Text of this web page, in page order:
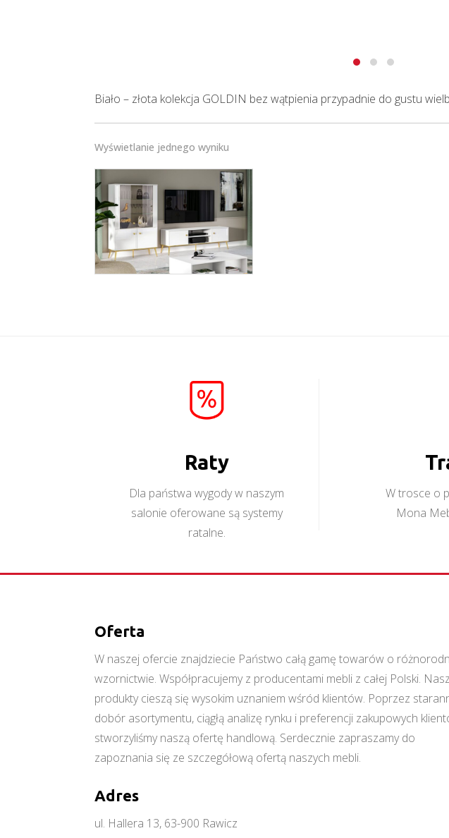
Biało – złota kolekcja GOLDIN bez wątpienia przypadnie do gustu
Wyświetlanie jednego wyniku
Raty
Dla państwa wygody w naszym
salonie oferowane są systemy
ratalne.
W trosce o
Mona
Oferta
W naszej ofercie znajdziecie Państwo całą gamę towarów o
wzornictwie. Współpracujemy z producentami mebli z całej Polski.
produkty cieszą się wysokim uznaniem wśród klientów. Poprzez
dobór asortymentu, ciągłą analizę rynku i preferencji zakupowych
stworzyliśmy naszą ofertę handlową. Serdecznie zapraszamy do
zapoznania się ze szczegółową ofertą naszych mebli.
Adres
ul. Hallera 13, 63-900 Rawicz